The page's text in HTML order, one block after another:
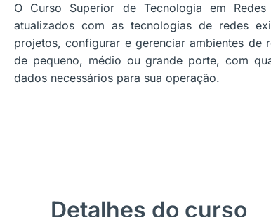
O Curso Superior de Tecnologia em
atualizados com as tecnologias de redes
projetos, configurar e gerenciar ambientes de
de pequeno, médio ou grande porte, com
dados necessários para sua operação.
Detalhes do curso